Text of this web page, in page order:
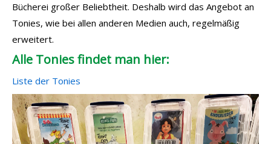
Bücherei großer Beliebtheit. Deshalb wird das Angebot an
Tonies, wie bei allen anderen Medien auch, regelmäßig
erweitert.
Alle Tonies findet man hier:
Liste der Tonies